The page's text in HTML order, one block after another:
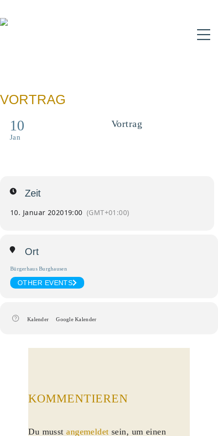
VORTRAG
10
Jan
Vortrag
Zeit
10. Januar 202019:00 (GMT+01:00)
Ort
Bürgerhaus Burghausen
OTHER EVENTS
Kalender Google Kalender
KOMMENTIEREN
Du musstangemeldet sein, um einen